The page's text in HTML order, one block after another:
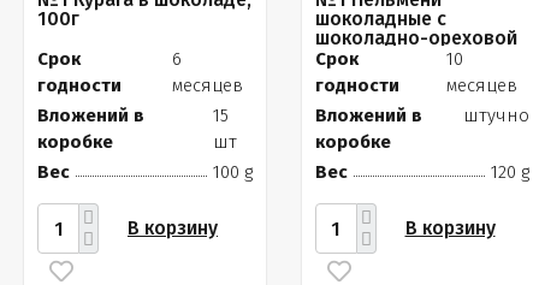
100г
Срок
годности
6
месяцев
Вложений в
коробке
15
шт
Вес
100 g
В корзину
шоколадные с
шоколадно-ореховой
начинкой, 120г
Срок
годности
10
месяцев
Вложений в
коробке
штучно
Вес 120 g
В корзину